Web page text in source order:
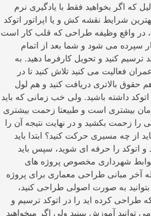
که اگر بخواهید فقط با یادگیری نرم
شرایط نقشه کش و یا اپراتور اتوکد
در واقع وظیفه طراحی که قلب کار است
می شود و شما بعد از اتمام
کنید و تحویل کارفرما دهید. به
فعالیت می کنید تلاش کنید تا در
حقوق بالاتری دریافت کنید و هم لول
داشته باشید. ولی خب زمانی که باید
زمان بیشتری است و طبیعتا زحمت بیشتری
را زحمت بکشید و در نهایت نتیجه آن را
از چه مسیری حرکت کنید؟ ابتدا باید
و اتوکد را حرفه ای شوید، سپس باید
شهرداری مخصوص پروژه های
مبانی طراحی معماری برای پروژه
به صورت اصولی طراحی کنید،
طراحی کرده اید را در اتوکد ترسیم و
توانید آموزش ببینید ولی اگر میخواهید